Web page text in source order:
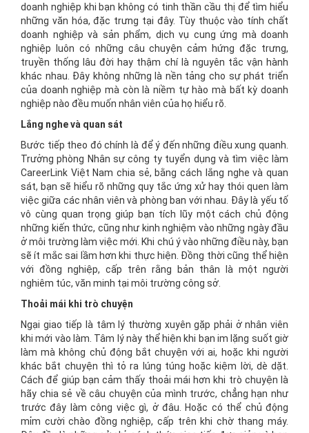
doanh nghiệp khi bạn không có tinh thần cầu thị để tìm hiểu
những văn hóa, đặc trưng tại đây. Tùy thuộc vào tính chất
doanh nghiệp và sản phẩm, dịch vụ cung ứng mà doanh
nghiệp luôn có những câu chuyện cảm hứng đặc trưng,
truyền thống lâu đời hay thậm chí là nguyên tắc vận hành
khác nhau. Đây không những là nền tảng cho sự phát triển
của doanh nghiệp mà còn là niềm tự hào mà bất kỳ doanh
nghiệp nào đều muốn nhân viên của họ hiểu rõ.
Lắng nghe và quan sát
Bước tiếp theo đó chính là để ý đến những điều xung quanh.
Trưởng phòng Nhân sự công ty tuyển dụng và tìm việc làm
CareerLink Việt Nam chia sẻ, bằng cách lắng nghe và quan
sát, bạn sẽ hiểu rõ những quy tắc ứng xử hay thói quen làm
việc giữa các nhân viên và phòng ban với nhau. Đây là yếu tố
vô cùng quan trọng giúp bạn tích lũy một cách chủ động
những kiến thức, cũng như kinh nghiệm vào những ngày đầu
ở môi trường làm việc mới. Khi chú ý vào những điều này, bạn
sẽ ít mắc sai lầm hơn khi thực hiện. Đồng thời cũng thể hiện
với đồng nghiệp, cấp trên rằng bản thân là một người
nghiêm túc, văn minh tại môi trường công sở.
Thoải mái khi trò chuyện
Ngại giao tiếp là tâm lý thường xuyên gặp phải ở nhân viên
khi mới vào làm. Tâm lý này thể hiện khi bạn im lặng suốt giờ
làm mà không chủ động bắt chuyện với ai, hoặc khi người
khác bắt chuyện thì tỏ ra lúng túng hoặc kiệm lời, dè dặt.
Cách để giúp bạn cảm thấy thoải mái hơn khi trò chuyện là
hãy chia sẻ về câu chuyện của mình trước, chẳng hạn như
trước đây làm công việc gì, ở đâu. Hoặc có thể chủ động
mỉm cười chào đồng nghiệp, cấp trên khi chờ thang máy.